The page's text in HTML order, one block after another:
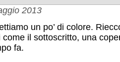
2013
un po’ di colore.
il sottoscritto, una
fa.